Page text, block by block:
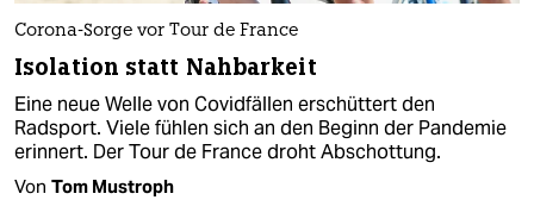
Corona-Sorge vor Tour de France
Isolation statt Nahbarkeit
Eine neue Welle von Covidfällen erschüttert den
Radsport. Viele fühlen sich an den Beginn der Pandemie
erinnert. Der Tour de France droht Abschottung.
Von Tom Mustroph